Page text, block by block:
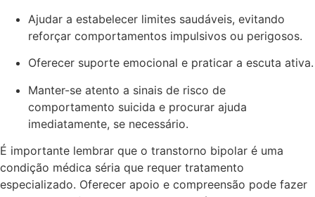
Ajudar a estabelecer limites saudáveis, evitando
reforçar comportamentos impulsivos ou perigosos.
Oferecer suporte emocional e praticar a escuta ativa.
Manter-se atento a sinais de risco de
comportamento suicida e procurar ajuda
imediatamente, se necessário.
É importante lembrar que o transtorno bipolar é uma
condição médica séria que requer tratamento
especializado. Oferecer apoio e compreensão pode fazer